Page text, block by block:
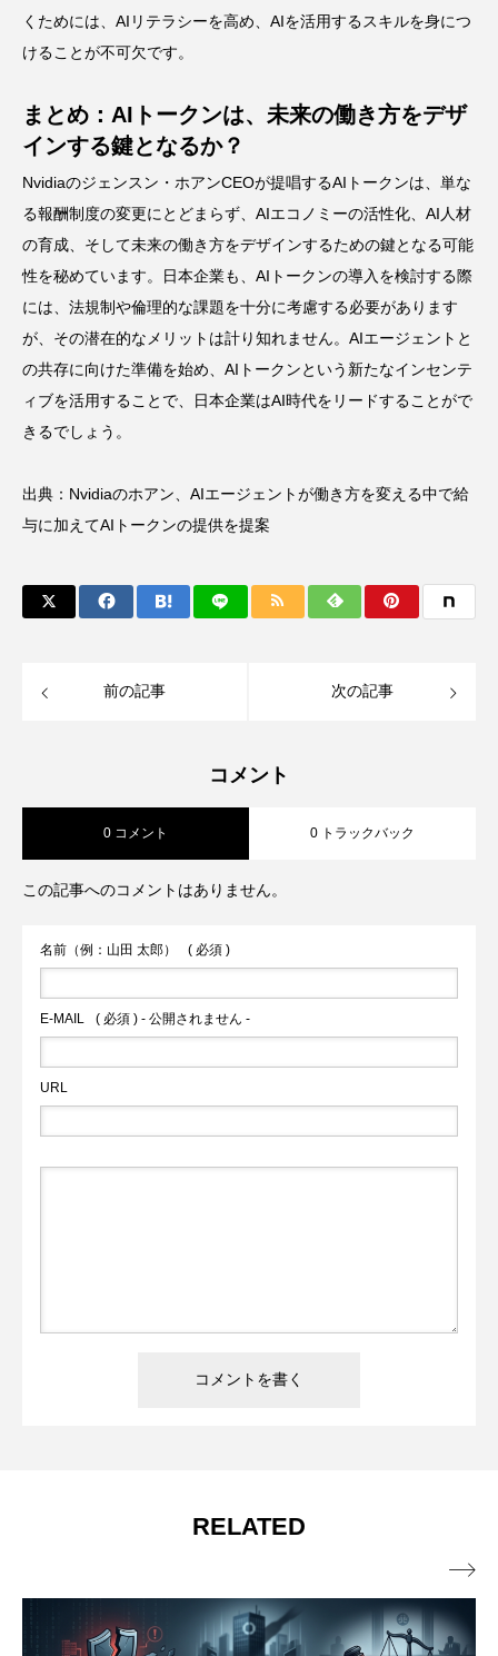
くためには、AIリテラシーを高め、AIを活用するスキルを身につ
けることが不可欠です。
まとめ：AIトークンは、未来の働き方をデザ
インする鍵となるか？
Nvidiaのジェンスン・ホアンCEOが提唱するAIトークンは、単な
る報酬制度の変更にとどまらず、AIエコノミーの活性化、AI人材
の育成、そして未来の働き方をデザインするための鍵となる可能
性を秘めています。日本企業も、AIトークンの導入を検討する際
には、法規制や倫理的な課題を十分に考慮する必要があります
が、その潜在的なメリットは計り知れません。AIエージェントと
の共存に向けた準備を始め、AIトークンという新たなインセンテ
ィブを活用することで、日本企業はAI時代をリードすることがで
きるでしょう。
出典： Nvidiaのホアン、AIエージェントが働き方を変える中で給
与に加えてAIトークンの提供を提案
前の記事 次の記事
コメント
0 コメント 0 トラックバック
この記事へのコメントはありません。
名前（例：山田 太郎） ( 必須 )
E-MAIL ( 必須 ) - 公開されません -
URL
RELATED
